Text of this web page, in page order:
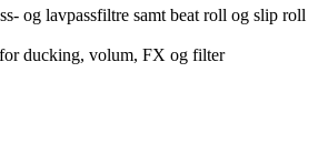
og lavpassfiltre samt beat roll og slip roll
ducking, volum, FX og filter